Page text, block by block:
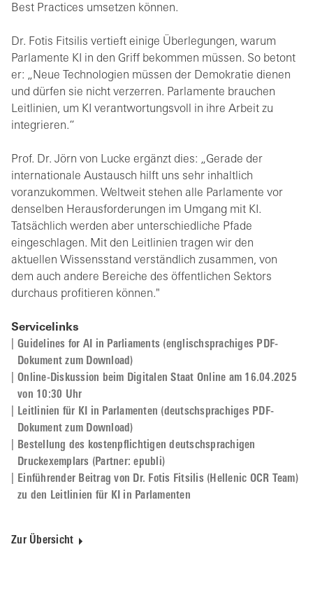
Best Practices umsetzen können.
Dr. Fotis Fitsilis vertieft einige Überlegungen, warum
Parlamente KI in den Griff bekommen müssen. So betont
er: „Neue Technologien müssen der Demokratie dienen
und dürfen sie nicht verzerren. Parlamente brauchen
Leitlinien, um KI verantwortungsvoll in ihre Arbeit zu
integrieren.“
Prof. Dr. Jörn von Lucke ergänzt dies: „Gerade der
internationale Austausch hilft uns sehr inhaltlich
voranzukommen. Weltweit stehen alle Parlamente vor
denselben Herausforderungen im Umgang mit KI.
Tatsächlich werden aber unterschiedliche Pfade
eingeschlagen. Mit den Leitlinien tragen wir den
aktuellen Wissensstand verständlich zusammen, von
dem auch andere Bereiche des öffentlichen Sektors
durchaus profitieren können."
Servicelinks
Guidelines for AI in Parliaments (englischsprachiges PDF-
Dokument zum Download)
Online-Diskussion beim Digitalen Staat Online am 16.04.2025
von 10:30 Uhr
Leitlinien für KI in Parlamenten (deutschsprachiges PDF-
Dokument zum Download)
Bestellung des kostenpflichtigen deutschsprachigen
Druckexemplars (Partner: epubli)
Einführender Beitrag von Dr. Fotis Fitsilis (Hellenic OCR Team)
zu den Leitlinien für KI in Parlamenten
Zur Übersicht